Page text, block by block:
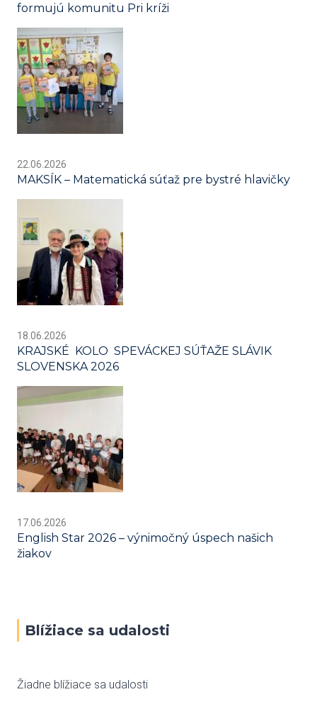
formujú komunitu Pri kríži
22.06.2026
MAKSÍK – Matematická súťaž pre bystré hlavičky
18.06.2026
KRAJSKÉ KOLO SPEVÁCKEJ SÚŤAŽE SLÁVIK
SLOVENSKA 2026
17.06.2026
English Star 2026 – výnimočný úspech našich
žiakov
Blížiace sa udalosti
Žiadne blížiace sa udalosti